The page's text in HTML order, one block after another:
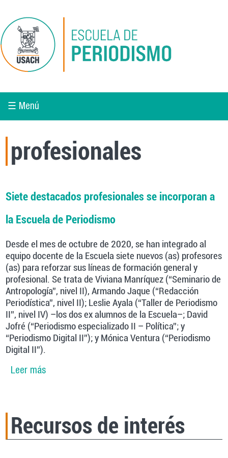
☰ Menú
profesionales
Siete destacados profesionales se incorporan a
la Escuela de Periodismo
Desde el mes de octubre de 2020, se han integrado al
equipo docente de la Escuela siete nuevos (as) profesores
(as) para reforzar sus líneas de formación general y
profesional. Se trata de Viviana Manríquez (“Seminario de
Antropología”, nivel II), Armando Jaque (“Redacción
Periodística”, nivel II); Leslie Ayala (“Taller de Periodismo
II”, nivel IV) –los dos ex alumnos de la Escuela–; David
Jofré (“Periodismo especializado II – Política”; y
“Periodismo Digital II”); y Mónica Ventura (“Periodismo
Digital II”).
Leer mássobre Siete destacados profesionales se
Recursos de interés